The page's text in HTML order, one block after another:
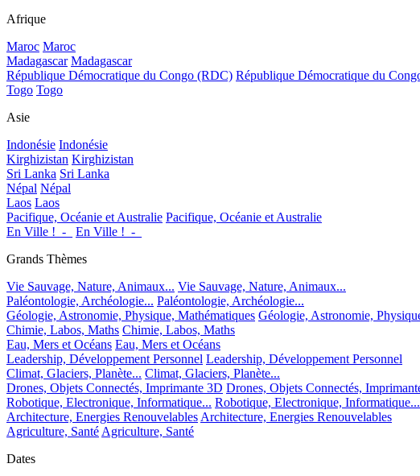
Afrique
Maroc Maroc
Madagascar Madagascar
République Démocratique du Congo (RDC) République Démocratique du
Togo Togo
Asie
Indonésie Indonésie
Kirghizistan Kirghizistan
Sri Lanka Sri Lanka
Népal Népal
Laos Laos
Pacifique, Océanie et Australie Pacifique, Océanie et Australie
En Ville !_-_
En Ville !_-_
Grands Thèmes
Vie Sauvage, Nature, Animaux... Vie Sauvage, Nature, Animaux...
Paléontologie, Archéologie... Paléontologie, Archéologie...
Géologie, Astronomie, Physique, Mathématiques Géologie, Astronomie,
Chimie, Labos, Maths Chimie, Labos, Maths
Eau, Mers et Océans Eau, Mers et Océans
Leadership, Développement Personnel Leadership, Développement Personnel
Climat, Glaciers, Planète... Climat, Glaciers, Planète...
Drones, Objets Connectés, Imprimante 3D Drones, Objets Connectés,
Robotique, Electronique, Informatique... Robotique, Electronique, Informatique...
Architecture, Energies RenouvelablesArchitecture, Energies Renouvelables
Agriculture, SantéAgriculture, Santé
Dates